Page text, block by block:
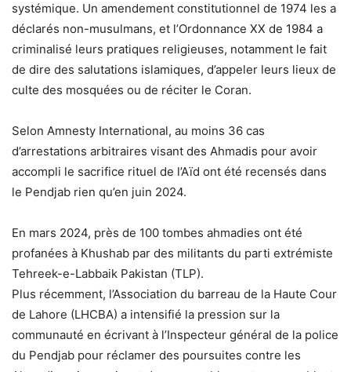
systémique. Un amendement constitutionnel de 1974 les a
déclarés non-musulmans, et l’Ordonnance XX de 1984 a
criminalisé leurs pratiques religieuses, notamment le fait
de dire des salutations islamiques, d’appeler leurs lieux de
culte des mosquées ou de réciter le Coran.
Selon Amnesty International, au moins 36 cas
d’arrestations arbitraires visant des Ahmadis pour avoir
accompli le sacrifice rituel de l’Aïd ont été recensés dans
le Pendjab rien qu’en juin 2024.
En mars 2024, près de 100 tombes ahmadies ont été
profanées à Khushab par des militants du parti extrémiste
Tehreek-e-Labbaik Pakistan (TLP).
Plus récemment, l’Association du barreau de la Haute Cour
de Lahore (LHCBA) a intensifié la pression sur la
communauté en écrivant à l’Inspecteur général de la police
du Pendjab pour réclamer des poursuites contre les